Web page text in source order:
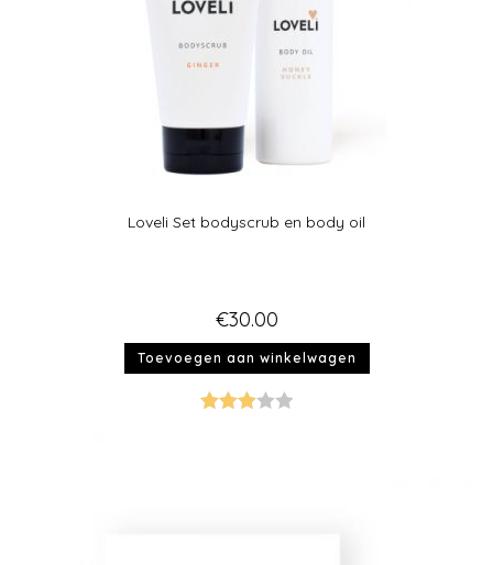
Loveli Set bodyscrub en body oil
€30.00
Toevoegen aan winkelwagen